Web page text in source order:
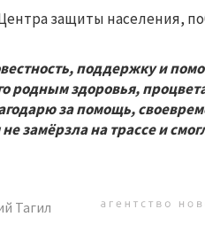
защиты населения,
поддержку и
родным здоровья,
за помощь,
замёрзла на трассе и
Тагил